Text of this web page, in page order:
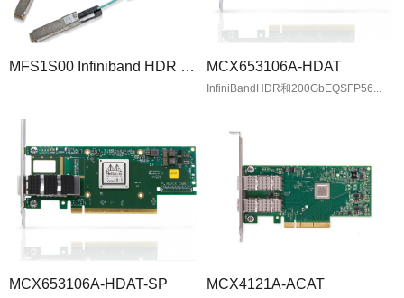
MFS1S00 Infiniband HDR QSFP56 200G有源光缆参数和应用 MCX653106A-HDAT
InfiniBandHDR和200GbEQSFP56...
MCX653106A-HDAT-SP MCX4121A-ACAT